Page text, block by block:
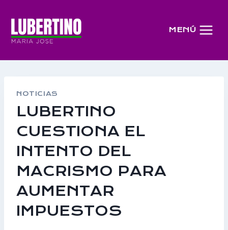
contenido
MENÚ
NOTICIAS
LUBERTINO
CUESTIONA EL
INTENTO DEL
MACRISMO PARA
AUMENTAR
IMPUESTOS